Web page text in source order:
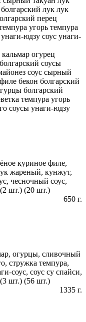
болгарский лук лук
перец
угорь темпура
юдзу соус унаги-
кальмар огурец
соусы
соус сырный
бекон болгарский
болгарский
темпура угорь
соусы унаги-юдзу
куриное филе,
жареный, кунжут,
чесночный соус,
шт.) (20 шт.)
650 г.
огурцы, сливочный
стружка темпура,
соус, соус су спайси,
шт.) (56 шт.)
1335 г.